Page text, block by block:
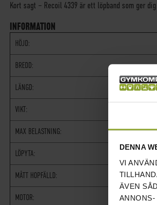
DENNA
VI
ÄVEN
ANNONS-
Kort sagt – Recoil 4339 är ett löpband som ger
INFORMATION
HÖJD:
BREDD:
LÄNGD:
VIKT:
MAX BELASTNING:
LÖPYTA:
MÅTT HOPFÄLLD:
MOTOR: